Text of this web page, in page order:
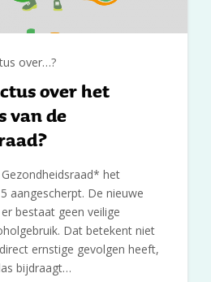
over…?
over het
van de
het
aangescherpt. De nieuwe
bestaat geen veilige
Dat betekent niet
ernstige gevolgen heeft,
bijdraagt…